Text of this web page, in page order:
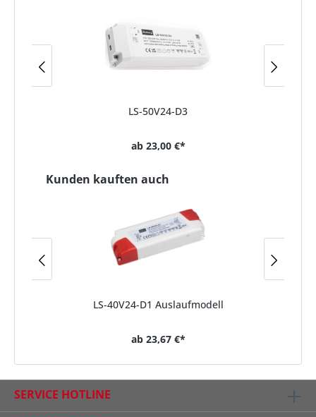
LS-50V24-D3
ab 23,00 €*
Kunden kauften auch
LS-40V24-D1 Auslaufmodell
ab 23,67 €*
SERVICE HOTLINE